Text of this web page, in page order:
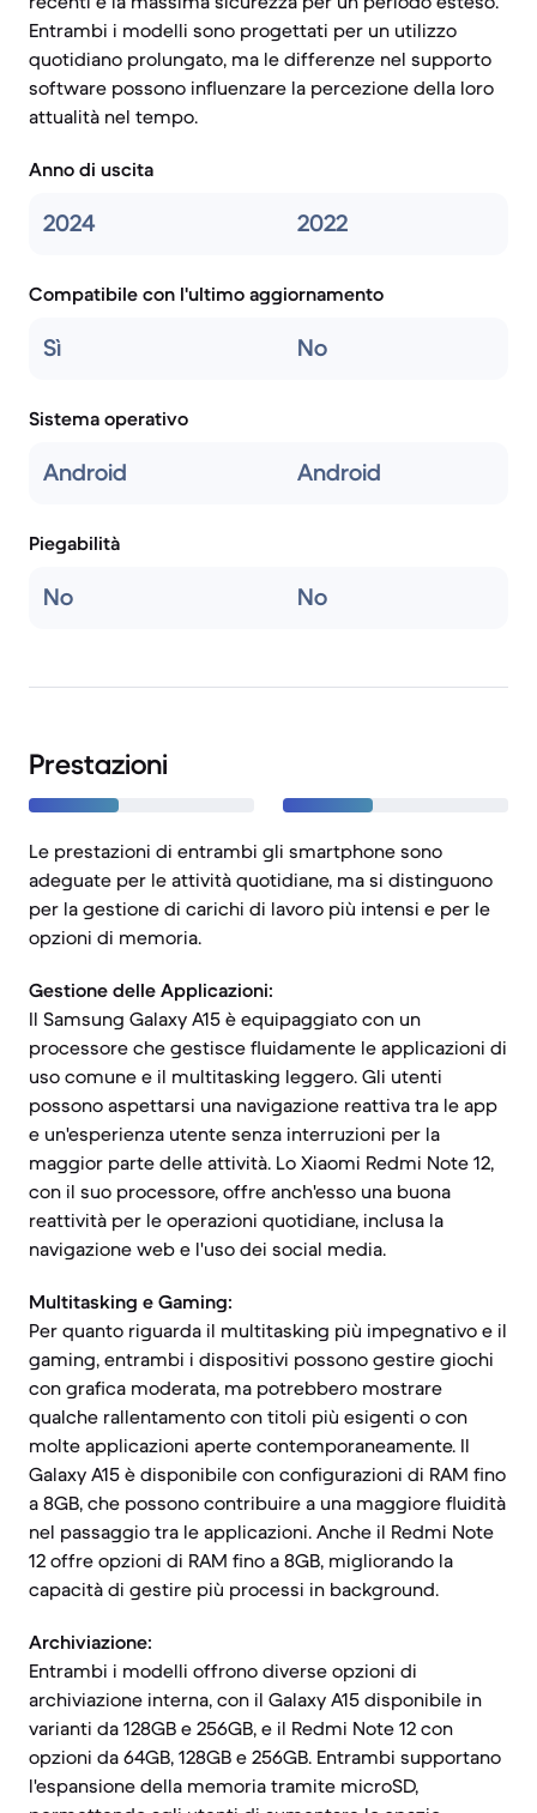
Entrambi i modelli sono progettati per un utilizzo
quotidiano prolungato, ma le differenze nel supporto
software possono influenzare la percezione della loro
attualità nel tempo.
Anno di uscita
2024 2022
Compatibile con l'ultimo aggiornamento
Sì No
Sistema operativo
Android Android
Piegabilità
No No
Prestazioni
Le prestazioni di entrambi gli smartphone sono
adeguate per le attività quotidiane, ma si distinguono
per la gestione di carichi di lavoro più intensi e per le
opzioni di memoria.
Gestione delle Applicazioni:
Il Samsung Galaxy A15 è equipaggiato con un
processore che gestisce fluidamente le applicazioni di
uso comune e il multitasking leggero. Gli utenti
possono aspettarsi una navigazione reattiva tra le app
e un'esperienza utente senza interruzioni per la
maggior parte delle attività. Lo Xiaomi Redmi Note 12,
con il suo processore, offre anch'esso una buona
reattività per le operazioni quotidiane, inclusa la
navigazione web e l'uso dei social media.
Multitasking e Gaming:
Per quanto riguarda il multitasking più impegnativo e il
gaming, entrambi i dispositivi possono gestire giochi
con grafica moderata, ma potrebbero mostrare
qualche rallentamento con titoli più esigenti o con
molte applicazioni aperte contemporaneamente. Il
Galaxy A15 è disponibile con configurazioni di RAM fino
a 8GB, che possono contribuire a una maggiore fluidità
nel passaggio tra le applicazioni. Anche il Redmi Note
12 offre opzioni di RAM fino a 8GB, migliorando la
capacità di gestire più processi in background.
Archiviazione:
Entrambi i modelli offrono diverse opzioni di
archiviazione interna, con il Galaxy A15 disponibile in
varianti da 128GB e 256GB, e il Redmi Note 12 con
opzioni da 64GB, 128GB e 256GB. Entrambi supportano
l'espansione della memoria tramite microSD,